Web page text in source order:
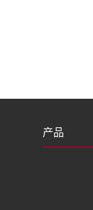
产品